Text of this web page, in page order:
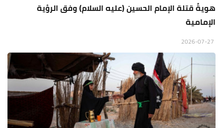
هويةُ قتلة الإمام الحسين (عليه السلام) وفق الرؤية
الإمامية